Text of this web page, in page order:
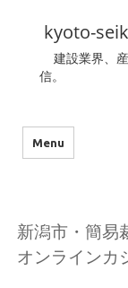
kyoto-
建設業界、
信。
Menu
新潟市・簡易
オンラインカ